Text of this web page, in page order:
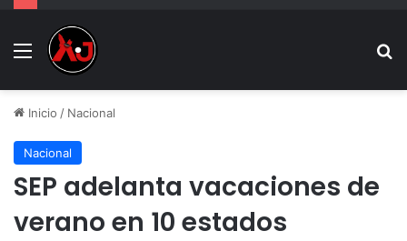
Menu
Inicio / Nacional
Nacional
SEP adelanta vacaciones de
verano en 10 estados